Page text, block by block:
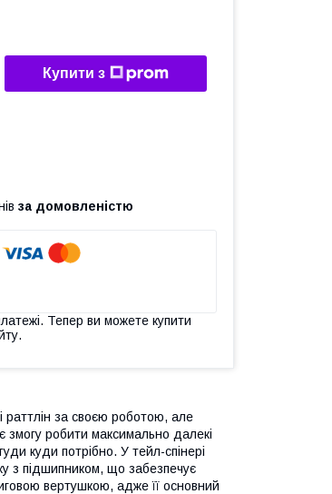
Купити з
за домовленістю
Тепер ви можете купити
раттлін за своєю роботою, але
змогу робити максимально далекі
куди потрібно. У тейл-спінері
з підшипником, що забезпечує
вертушкою, адже її основний